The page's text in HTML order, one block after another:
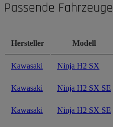
Passende Fahrzeuge
Hersteller Modell
Kawasaki Ninja H2 SX
Kawasaki Ninja H2 SX SE
Kawasaki Ninja H2 SX SE